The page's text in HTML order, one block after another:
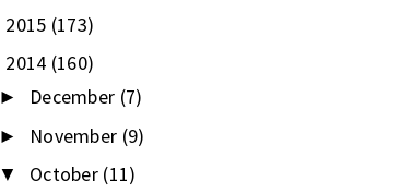
2015 (173)
2014 (160)
► December (7)
► November (9)
▼ October (11)